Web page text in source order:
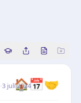
Copy source
Share this
Bekijk
🏠📅🤝
·3 juli 2024